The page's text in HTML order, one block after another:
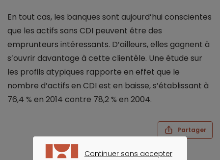
En tout cas, les banques sont aujourd’hui conscientes
que les actifs sans CDI peuvent être des
emprunteurs intéressants. D’ailleurs, elles gagnent à
s’ouvrir davantage à cette clientèle. Une étude sur
les profils atypiques rapporte en effet que le
nombre d’actifs en CDI est en baisse, s’établissant à
76,4 % en 2014 contre 78,2 % en 2004.
Partager
Continuer sans accepter